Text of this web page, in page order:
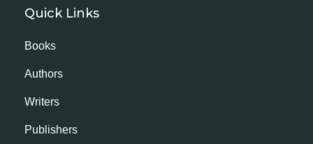
Quick Links
Books
Authors
Writers
Publishers